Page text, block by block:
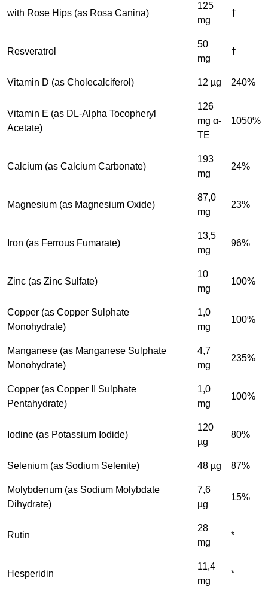
with Rose Hips (as Rosa Canina)
125
mg
†
Resveratrol
50
mg
†
Vitamin D (as Cholecalciferol) 12 µg 240%
Vitamin E (as DL-Alpha Tocopheryl
Acetate)
126
mg α-
TE
1050%
Calcium (as Calcium Carbonate)
193
mg
24%
Magnesium (as Magnesium Oxide)
87,0
mg
23%
Iron (as Ferrous Fumarate)
13,5
mg
96%
Zinc (as Zinc Sulfate)
10
mg
100%
Copper (as Copper Sulphate
Monohydrate)
1,0
mg
100%
Manganese (as Manganese Sulphate
Monohydrate)
4,7
mg
235%
Copper (as Copper II Sulphate
Pentahydrate)
1,0
mg
100%
Iodine (as Potassium Iodide)
120
µg
80%
Selenium (as Sodium Selenite) 48 µg 87%
Molybdenum (as Sodium Molybdate
Dihydrate)
7,6
µg
15%
Rutin
28
mg
*
Hesperidin
11,4
mg
*